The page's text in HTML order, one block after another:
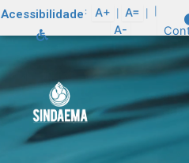
Acessibilidade : A+ A=
A-